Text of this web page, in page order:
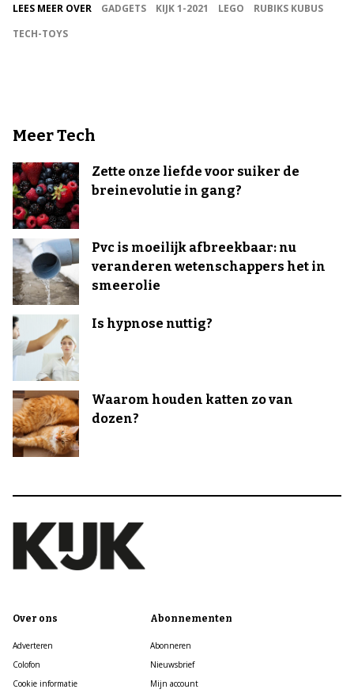
LEES MEER OVER GADGETS KIJK 1-2021 LEGO
RUBIKS KUBUS
TECH-TOYS
Meer Tech
Zette onze liefde voor suiker de
breinevolutie in gang?
Pvc is moeilijk afbreekbaar: nu
veranderen wetenschappers het in
smeerolie
Is hypnose nuttig?
Waarom houden katten zo van
dozen?
Over ons
Adverteren
Colofon
Cookie informatie
Abonnementen
Abonneren
Nieuwsbrief
Mijn account